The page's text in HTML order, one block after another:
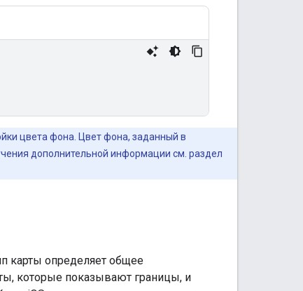
цвета фона. Цвет фона, заданный в
дополнительной информации см. раздел
карты определяет общее
которые показывают границы, и